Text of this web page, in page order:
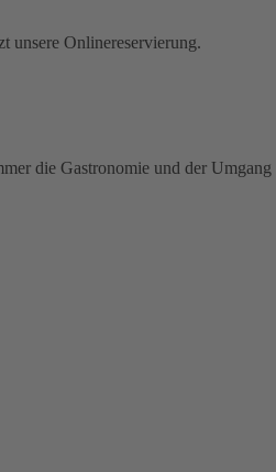
unsere Onlinereservierung.
die Gastronomie und der